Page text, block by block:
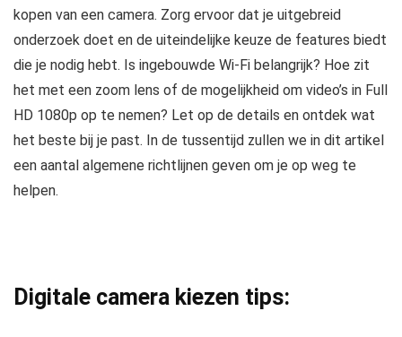
kopen van een camera. Zorg ervoor dat je uitgebreid
onderzoek doet en de uiteindelijke keuze de features biedt
die je nodig hebt. Is ingebouwde Wi-Fi belangrijk? Hoe zit
het met een zoom lens of de mogelijkheid om video’s in Full
HD 1080p op te nemen? Let op de details en ontdek wat
het beste bij je past. In de tussentijd zullen we in dit artikel
een aantal algemene richtlijnen geven om je op weg te
helpen.
Digitale camera kiezen tips: